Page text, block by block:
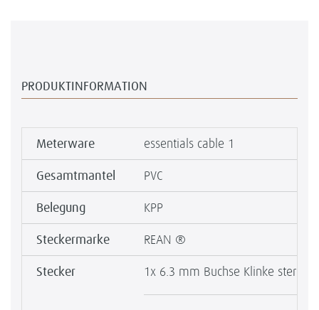
PRODUKTINFORMATION
Meterware essentials cable 1
Gesamtmantel PVC
Belegung KPP
Steckermarke REAN ®
Stecker 1x 6.3 mm Buchse Klinke stereo